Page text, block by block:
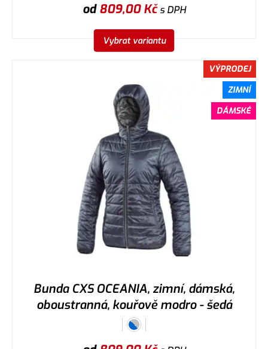
od809,00Kčs DPH
Vybrat variantu
VÝPRODEJ
ZIMNÍ
DÁMSKÉ
Bunda CXS OCEANIA, zimní, dámská,
oboustranná, kouřově modro - šedá